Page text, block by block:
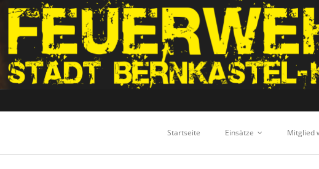
Startseite Einsätze Mitglied